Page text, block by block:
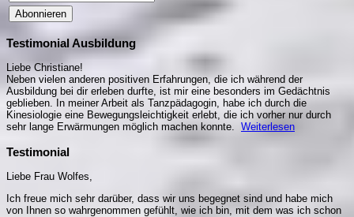
Abonnieren
Testimonial Ausbildung
Liebe Christiane!
Neben vielen anderen positiven Erfahrungen, die ich während der
Ausbildung bei dir erleben durfte, ist mir eine besonders im Gedächtnis
geblieben. In meiner Arbeit als Tanzpädagogin, habe ich durch die
Kinesiologie eine Bewegungsleichtigkeit erlebt, die ich vorher nur durch
sehr lange Erwärmungen möglich machen konnte. Weiterlesen
Testimonial
Liebe Frau Wolfes,
Ich freue mich sehr darüber, dass wir uns begegnet sind und habe mich
von Ihnen so wahrgenommen gefühlt, wie ich bin, mit dem was ich schon